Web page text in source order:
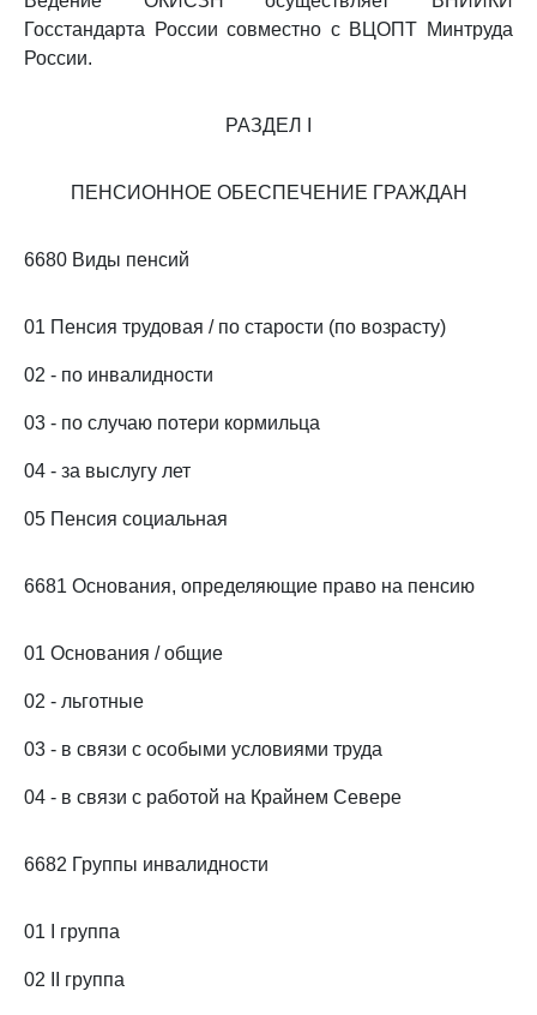
Госстандарта России совместно с ВЦОПТ Минтруда
России.
РАЗДЕЛ I
ПЕНСИОННОЕ ОБЕСПЕЧЕНИЕ ГРАЖДАН
6680 Виды пенсий
01 Пенсия трудовая / по старости (по возрасту)
02 - по инвалидности
03 - по случаю потери кормильца
04 - за выслугу лет
05 Пенсия социальная
6681 Основания, определяющие право на пенсию
01 Основания / общие
02 - льготные
03 - в связи с особыми условиями труда
04 - в связи с работой на Крайнем Севере
6682 Группы инвалидности
01 I группа
02 II группа